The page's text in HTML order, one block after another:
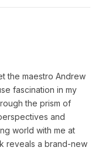
the maestro Andrew
fascination in my
the prism of
and
world with me at
reveals a brand-new